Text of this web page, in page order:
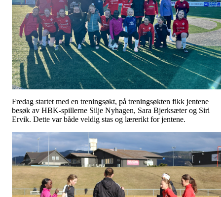
Fredag startet med en treningsøkt, på treningsøkten fikk jentene
besøk av HBK-spillerne Silje Nyhagen, Sara Bjerksæter og Siri
Ervik. Dette var både veldig stas og lærerikt for jentene.